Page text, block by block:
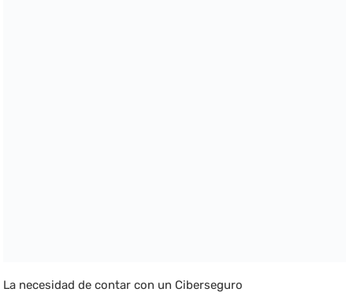
La necesidad de contar con un Ciberseguro